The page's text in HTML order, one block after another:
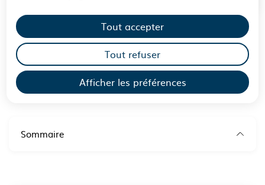
Afficher les préférences
Tout accepter
Tout refuser
et les conseillers délégués
Sommaire